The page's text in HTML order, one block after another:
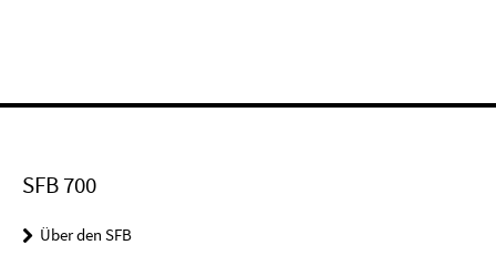
SFB 700
Über den SFB